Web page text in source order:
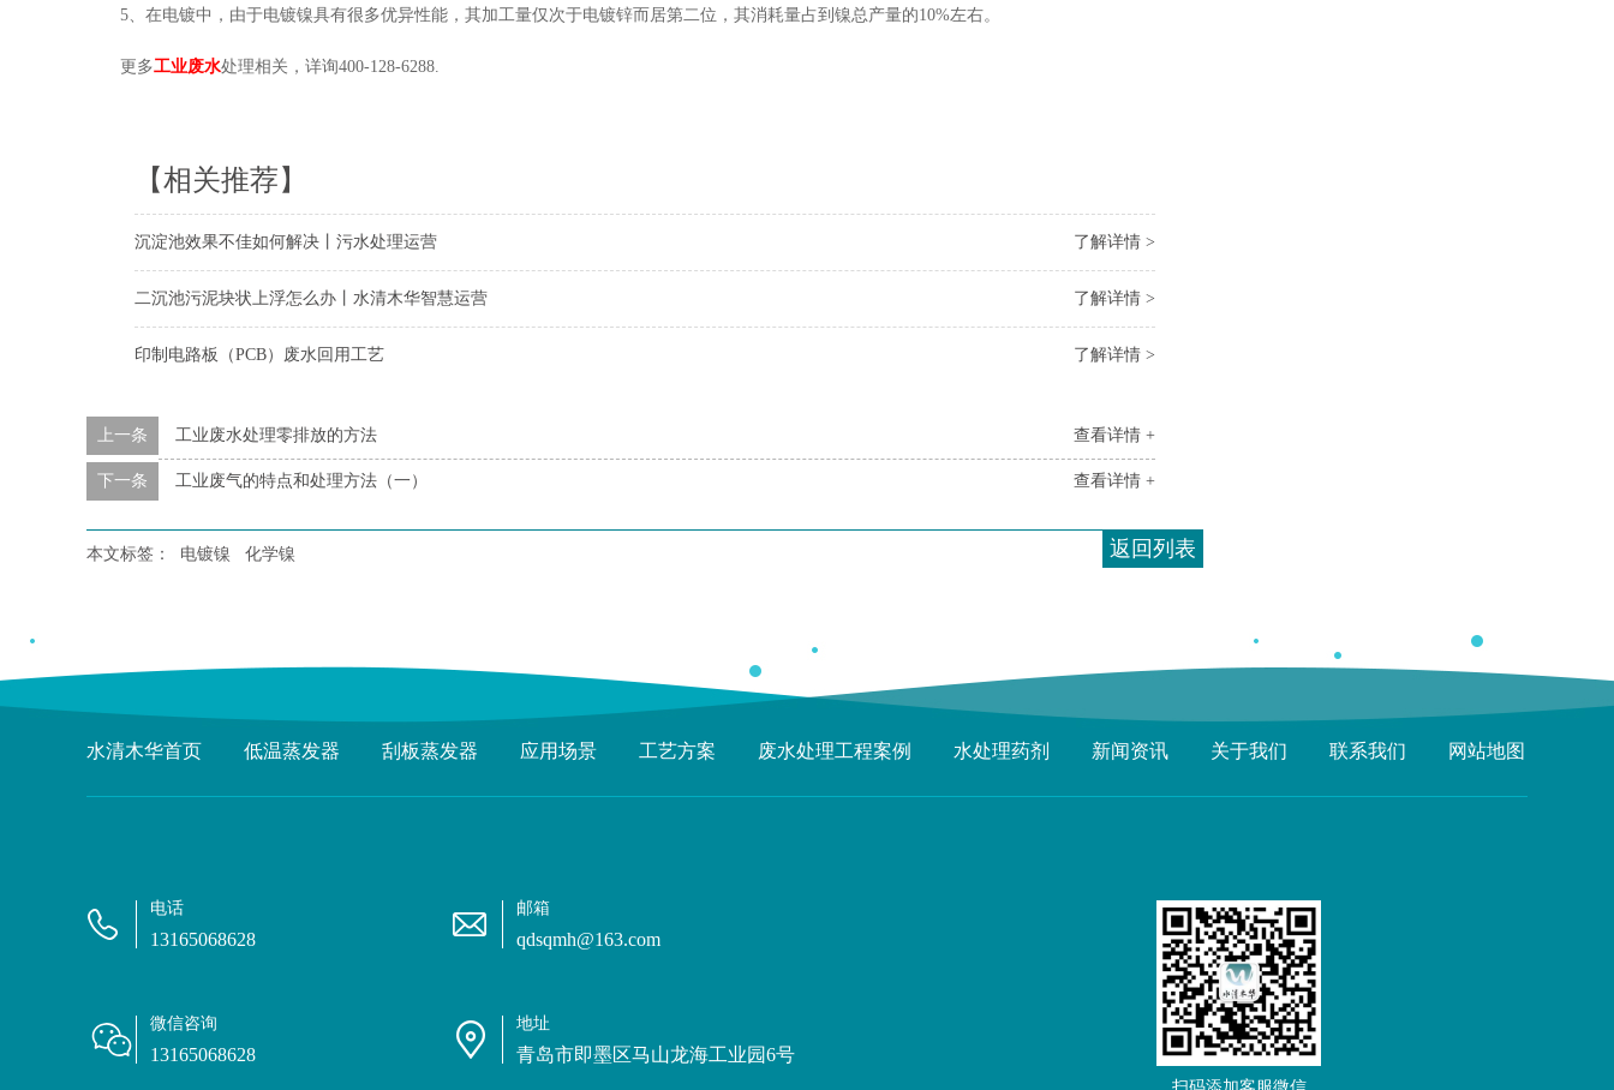
5、在电镀中，由于电镀镍具有很多优异性能，其加工量仅次于电镀锌而居第二位，其消耗量占到镍总产量的10%左右。
更多工业废水处理相关，详询400-128-6288.
【相关推荐】
了解详情 >
沉淀池效果不佳如何解决丨污水处理运营
了解详情 >
二沉池污泥块状上浮怎么办丨水清木华智慧运营
了解详情 >
印制电路板（PCB）废水回用工艺
查看详情 +
上一条 工业废水处理零排放的方法
查看详情 +
下一条 工业废气的特点和处理方法（一）
返回列表
本文标签： 电镀镍 化学镍
水清木华首页 低温蒸发器 刮板蒸发器 应用场景 工艺方案 废水处理工程案例 水处理药剂 新闻资讯 关于我们 联系我们 网站地图
电话
13165068628
邮箱
qdsqmh@163.com
微信咨询
13165068628
地址
青岛市即墨区马山龙海工业园6号